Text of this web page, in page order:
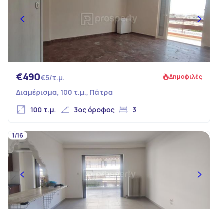
€490€5/τ.μ. Δημοφιλές
Διαμέρισμα, 100 τ.μ., Πάτρα
100 τ.μ.
3ος όροφος 3
1/16